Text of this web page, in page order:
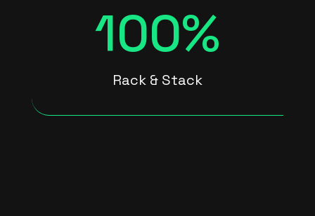
100%
Rack & Stack